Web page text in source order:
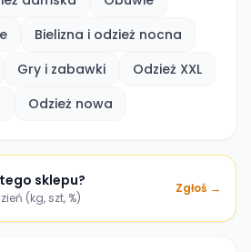
Bielizna i odzież nocna
Gry i zabawki
Odzież XXL
Odzież nowa
sklepu?
(kg, szt, %)
Zgłoś →